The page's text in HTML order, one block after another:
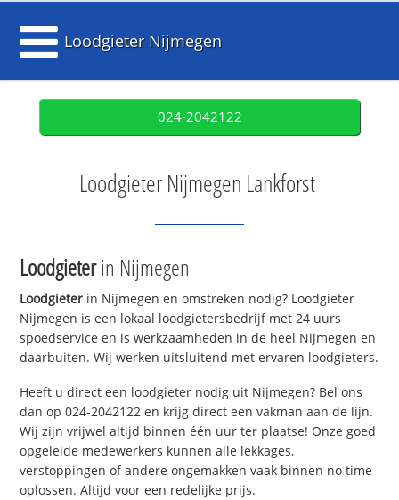
Loodgieter Nijmegen
024-2042122
Loodgieter Nijmegen Lankforst
Loodgieterin Nijmegen
Loodgieter in Nijmegen en omstreken nodig? Loodgieter
Nijmegen is een lokaal loodgietersbedrijf met 24 uurs
spoedservice en is werkzaamheden in de heel Nijmegen en
daarbuiten. Wij werken uitsluitend met ervaren loodgieters.
Heeft u direct een loodgieter nodig uit Nijmegen? Bel ons
dan op 024-2042122 en krijg direct een vakman aan de lijn.
Wij zijn vrijwel altijd binnen één uur ter plaatse! Onze goed
opgeleide medewerkers kunnen alle lekkages,
verstoppingen of andere ongemakken vaak binnen no time
oplossen. Altijd voor een redelijke prijs.